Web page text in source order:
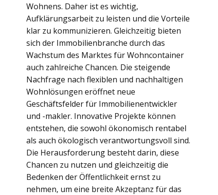
Wohnens. Daher ist es wichtig,
Aufklärungsarbeit zu leisten und die Vorteile
klar zu kommunizieren. Gleichzeitig bieten
sich der Immobilienbranche durch das
Wachstum des Marktes für Wohncontainer
auch zahlreiche Chancen. Die steigende
Nachfrage nach flexiblen und nachhaltigen
Wohnlösungen eröffnet neue
Geschäftsfelder für Immobilienentwickler
und -makler. Innovative Projekte können
entstehen, die sowohl ökonomisch rentabel
als auch ökologisch verantwortungsvoll sind.
Die Herausforderung besteht darin, diese
Chancen zu nutzen und gleichzeitig die
Bedenken der Öffentlichkeit ernst zu
nehmen, um eine breite Akzeptanz für das